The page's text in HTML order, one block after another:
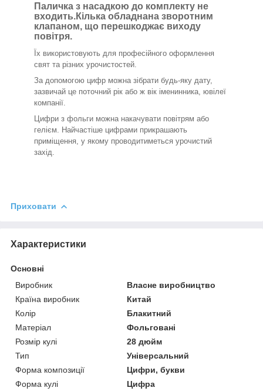
Паличка з насадкою до комплекту не
входить.Кілька обладнана зворотним
клапаном, що перешкоджає виходу
повітря.
Їх використовують для професійного оформлення
свят та різних урочистостей.
За допомогою цифр можна зібрати будь-яку дату,
зазвичай це поточний рік або ж вік іменинника, ювілеї
компанії.
Цифри з фольги можна накачувати повітрям або
гелієм. Найчастіше цифрами прикрашають
приміщення, у якому проводитиметься урочистий
захід.
Приховати
Характеристики
Основні
Виробник
Власне виробництво
Країна виробник
Китай
Колір
Блакитний
Матеріал
Фольговані
Розмір кулі
28 дюйм
Тип
Універсальний
Форма композиції
Цифри, букви
Форма кулі
Цифра